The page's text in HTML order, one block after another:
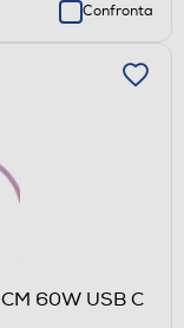
Confronta
60W USB C